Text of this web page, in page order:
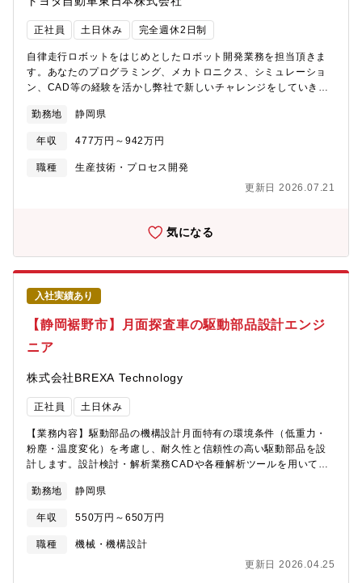
の報奨金）募集要項製造業のデジタル化が急速に進むなか、弊社
はものづくりの本場、愛知県において、高度な技術が必要とされ
る自動車の車載組込みソフトウェア開発を主な事業として、40年
以上歩みを進めてきた歴史ある会社です。本求人は製造業のDXに
関わるポジションです【現場で活躍しているエンジニアの例】Aさ
ん（入社1年目）自動車メーカーでCADツールを用いた自動車部品
析、流体解析、性能検証と改善提案他部門と協業し、基礎的な力
シミュレーション業務生産ラインの最適化や現場改善に貢献しな
がら、技術力を磨いていますプロジェクトの中核メンバーとし
SIer企業で、チームマネジメントを担う責任者として活躍完成車
フトウェアの障害対応など、幅広い領域でリーダーシップを発揮
しています■勤務地・愛知県、岐阜県、三重県、静岡県のプロジェ
クト先（自動車メーカー、部品メーカー、工作機械メーカーな
ど）※主要エリア：豊田エリア、刈谷エリア、三河エリアなど※
顧客先常駐※当面は転勤無し
正社員 土日休み 完全週休2日制
自律走行ロボットをはじめとしたロボット開発業務を担当頂きま
す。あなたのプログラミング、メカトロニクス、シミュレーショ
ン、CAD等の経験を活かし弊社で新しいチャレンジをしていきま
ニーズに目を向けて、AIやロボティックス技術など最新技術を実
証・実装の現場で磨き上げ、広く貢献していく事が出来ます。
勤務地 静岡県
年収 477万円～942万円
職種
生産技術・プロセス開発
更新日 2026.07.21
気になる
入社実績あり
【静岡裾野市】月面探査車の駆動部品設計エンジ
ニア
株式会社BREXA Technology
正社員 土日休み
【業務内容】駆動部品の機構設計月面特有の環境条件（低重力・
粉塵・温度変化）を考慮し、耐久性と信頼性の高い駆動部品を設
計します。設計検討・解析業務CADや各種解析ツールを用いて、
す。試作・評価対応試作品の評価結果をもとに改善点を洗い出
し、設計へフィードバックすることで完成度を高めます。関係部
署・チームとの連携研究者や他分野のエンジニアと連携しなが
ら、探査車全体としての性能向上を目指します。■機械系・電気
勤務地 静岡県
年収 550万円～650万円
職種
機械・機構設計
更新日 2026.04.25